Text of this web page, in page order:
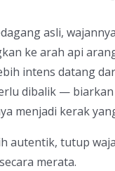
asli,
ke arah api
intens datang
dibalik —
menjadi kerak
autentik, tutup
merata.